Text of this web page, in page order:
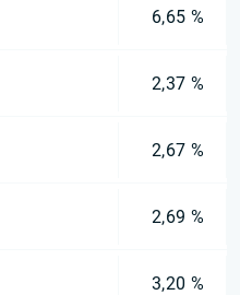
6,65 %
2,37 %
2,67 %
2,69 %
3,20 %